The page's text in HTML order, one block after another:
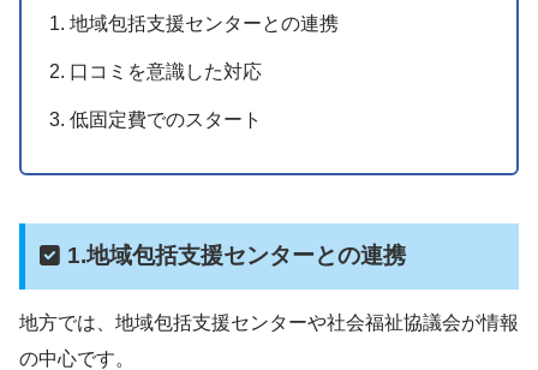
地域包括支援センターとの連携
口コミを意識した対応
低固定費でのスタート
1.地域包括支援センターとの連携
地方では、地域包括支援センターや社会福祉協議会が情報
の中心です。